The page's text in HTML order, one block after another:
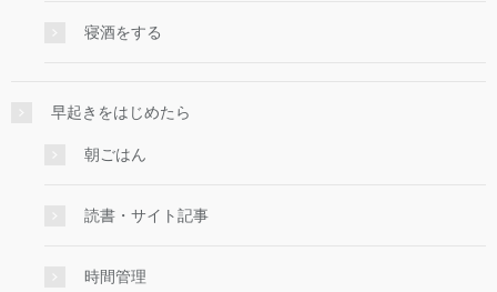
寝酒をする
早起きをはじめたら
朝ごはん
読書・サイト記事
時間管理